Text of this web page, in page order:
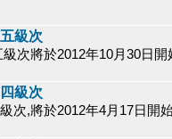
級次
次將於2012年10月30日開
級次
次,將於2012年4月17日開